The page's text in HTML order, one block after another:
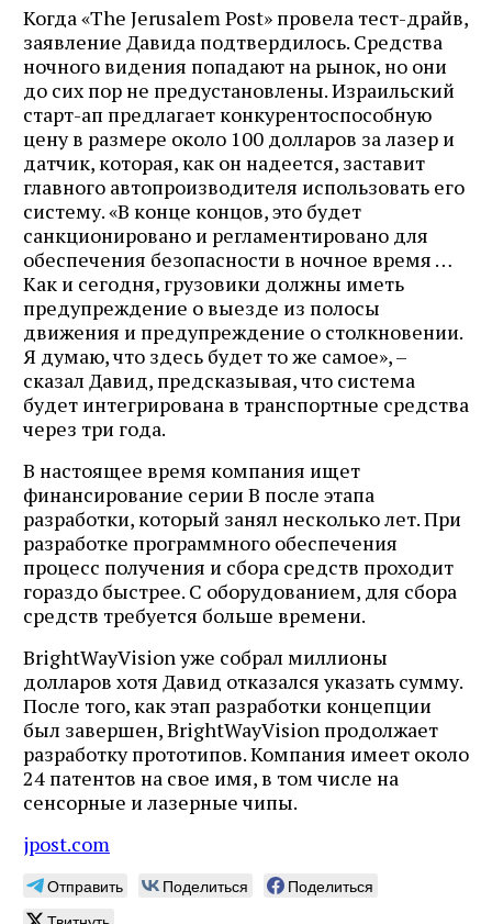
Когда «The Jerusalem Post» провела тест-драйв,
заявление Давида подтвердилось. Средства
ночного видения попадают на рынок, но они
до сих пор не предустановлены. Израильский
старт-ап предлагает конкурентоспособную
цену в размере около 100 долларов за лазер и
датчик, которая, как он надеется, заставит
главного автопроизводителя использовать его
систему. «В конце концов, это будет
санкционировано и регламентировано для
обеспечения безопасности в ночное время …
Как и сегодня, грузовики должны иметь
предупреждение о выезде из полосы
движения и предупреждение о столкновении.
Я думаю, что здесь будет то же самое», –
сказал Давид, предсказывая, что система
будет интегрирована в транспортные средства
через три года.
В настоящее время компания ищет
финансирование серии B после этапа
разработки, который занял несколько лет. При
разработке программного обеспечения
процесс получения и сбора средств проходит
гораздо быстрее. С оборудованием, для сбора
средств требуется больше времени.
BrightWayVision уже собрал миллионы
долларов хотя Давид отказался указать сумму.
После того, как этап разработки концепции
был завершен, BrightWayVision продолжает
разработку прототипов. Компания имеет около
24 патентов на свое имя, в том числе на
сенсорные и лазерные чипы.
jpost.com
Отправить Поделиться
Поделиться